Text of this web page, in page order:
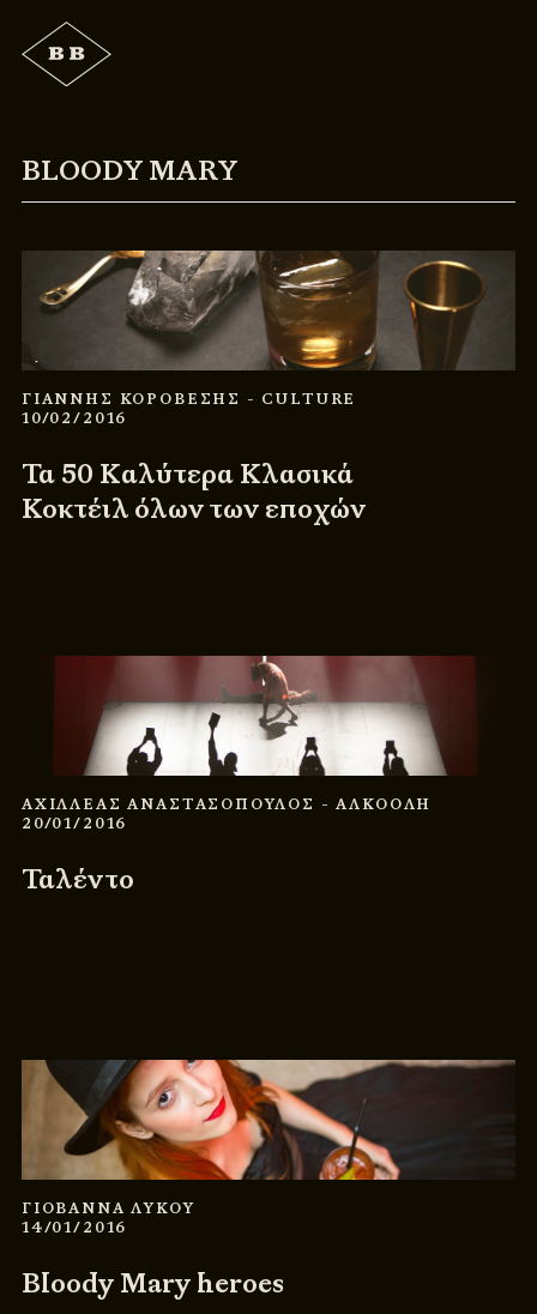
BLOODY MARY
ΓΙΑΝΝΗΣ ΚΟΡΟΒΕΣΗΣ - CULTURE
10/02/2016
Τα 50 Καλύτερα Κλασικά
Κοκτέιλ όλων των εποχών
ΑΧΙΛΛΕΑΣ ΑΝΑΣΤΑΣΟΠΟΥΛΟΣ - ΑΛΚΟΟΛΗ
20/01/2016
Ταλέντο
ΓΙΟΒΑΝΝΑ ΛΥΚΟΥ
14/01/2016
Bloody Mary heroes